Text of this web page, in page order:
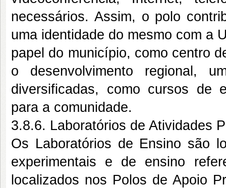
necessários. Assim, o polo
uma identidade do mesmo com a
papel do município, como centro
o desenvolvimento regional,
diversificadas, como cursos de
para a comunidade.
3.8.6. Laboratórios de Atividades
Os Laboratórios de Ensino são
experimentais e de ensino
localizados nos Polos de Apoio